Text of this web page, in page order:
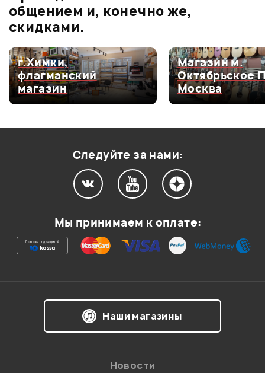
0.0
Оценка5
0
Оценка4
0
Оценка3
0
Ваша оценка:
общением и, конечно же,
скидками.
г.Химки,
флагманский
магазин
Магазин м.
Октябрьское
Москва
Следуйте за нами:
Мы принимаем к оплате:
Наши магазины
Новости